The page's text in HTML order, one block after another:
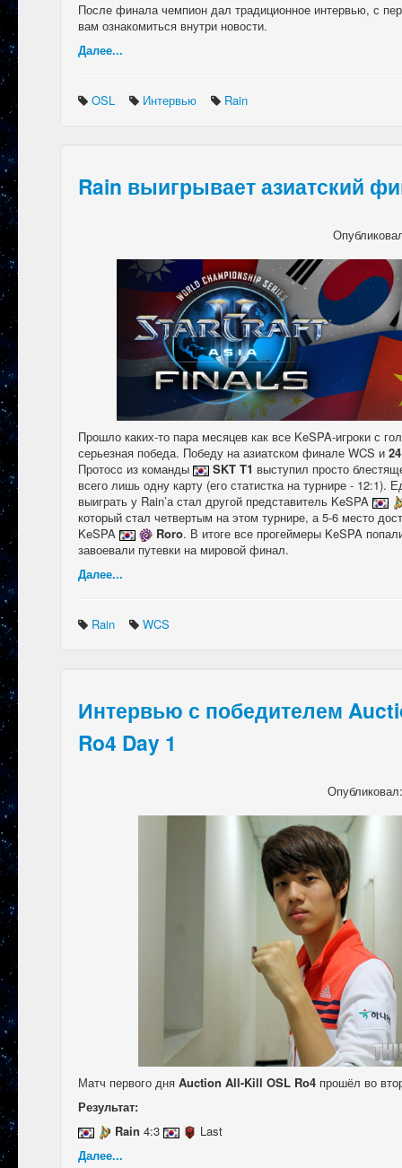
После финала чемпион дал традиционное интервью, с
вам ознакомиться внутри новости.
Далее...
OSL Интервью Rain
Rain выигрывает азиатский
Прошло каких-то пара месяцев как все KeSPA-игроки с
серьезная победа. Победу на азиатском финале WCS и
Протосc из команды
SKT T1 выступил просто
всего лишь одну карту (его статистка на турнире - 12:1).
выиграть у Rain’а стал другой представитель KeSPA
который стал четвертым на этом турнире, а 5-6 место
KeSPA
Roro. В итоге все прогеймеры KeSPA
завоевали путевки на мировой финал.
Далее...
Rain WCS
Интервью с победителем
Ro4 Day 1
Матч первого дня Auction All-Kill OSL Ro4 прошёл во
Результат:
Rain 4:3
Last
Далее...